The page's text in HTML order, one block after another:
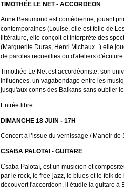
TIMOTHÉE LE NET - ACCORDEON
Anne Beaumond est comédienne, jouant
contemporaines (Louise, elle est folle de
littérature, elle conçoit et interprète des
(Marguerite Duras, Henri Michaux...) elle
de paroles recueillies ou d'ateliers d'écriture.
Timothée Le Net est accordéoniste, son
influences, un vagabondage entre les
jusqu'aux conns des Balkans sans oublier
Entrée libre
DIMANCHE 18 JUIN - 17H
Concert à l’issue du vernissage / Manoir de
CSABA PALOTAÏ - GUITARE
Csaba Palotaï, est un musicien et
par le rock, le free-jazz, le blues et le folk
découvert l'accordéon, il étudie la guitare à